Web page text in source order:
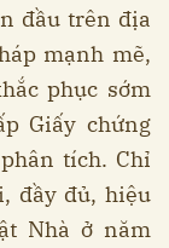
đầu trên địa
mạnh mẽ,
phục sớm
Giấy chứng
tích. Chỉ
đầy đủ, hiệu
Nhà ở năm